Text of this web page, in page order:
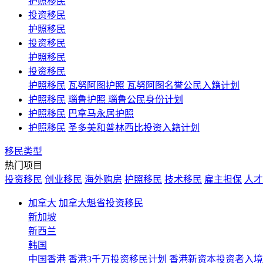
投资移民
护照移民
投资移民
护照移民
投资移民
护照移民 瓦努阿图护照 瓦努阿图名誉公民入籍计划
护照移民 瑙鲁护照 瑙鲁公民身份计划
护照移民 巴拿马永居护照
护照移民 圣多美和普林西比投资入籍计划
移民类型
热门项目
投资移民 创业移民 海外购房 护照移民 技术移民 雇主担保 人
加拿大 加拿大魁省投资移民
新加坡
新西兰
韩国
中国香港 香港3千万投资移民计划 香港新资本投资者入境